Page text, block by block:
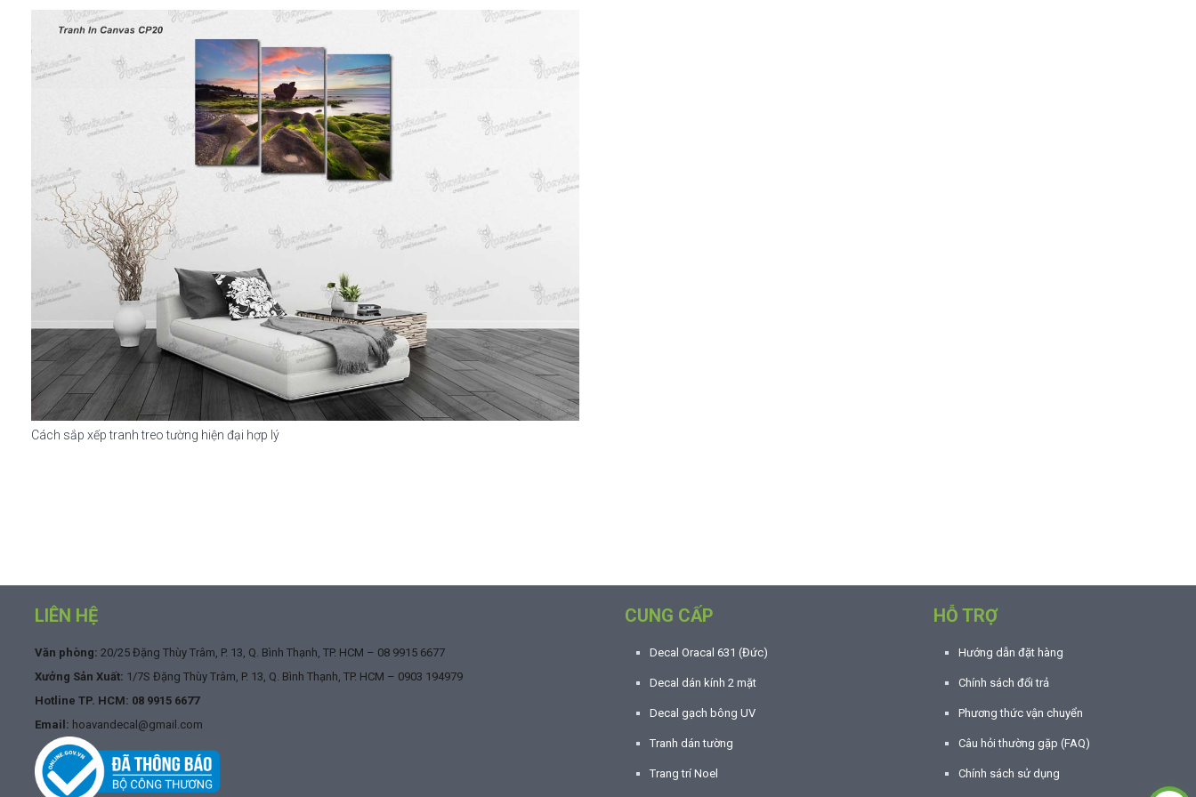
Cách sắp xếp tranh treo tường hiện đại hợp lý
LIÊN HỆ
Văn phòng: 20/25 Đặng Thùy Trâm, P. 13, Q. Bình Thạnh, TP. HCM – 08 9915 6677
Xưởng Sản Xuất: 1/7S Đặng Thùy Trâm, P. 13, Q. Bình Thạnh, TP. HCM – 0903 194979
Hotline TP. HCM: 08 9915 6677
Email: hoavandecal@gmail.com
CUNG CẤP
Decal Oracal 631 (Đức)
Decal dán kính 2 mặt
Decal gạch bông UV
Tranh dán tường
Trang trí Noel
HỖ TRỢ
Hướng dẫn đặt hàng
Chính sách đổi trả
Phương thức vận chuyển
Câu hỏi thường gặp (FAQ)
Chính sách sử dụng